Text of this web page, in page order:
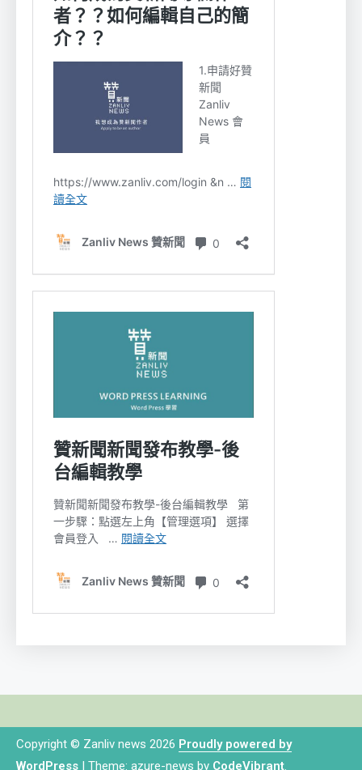
Copyright © Zanliv news 2026 Proudly powered by
WordPress | Theme: azure-news by CodeVibrant.